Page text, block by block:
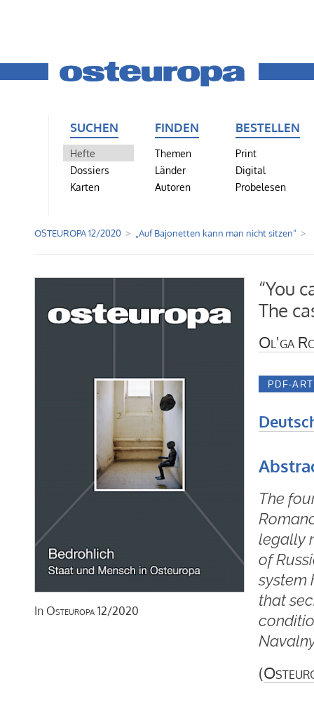
SUCHEN
Hefte
Dossiers
Karten
FINDEN
Themen
Länder
Autoren
BESTELLEN
Print
Digital
Probelesen
OSTEUROPA 12/2020 „Auf Bajonetten kann man nicht sitzen“
In Osteuropa 12/2020
“You
The
Ol'ga
The
legally
of
system
that
(